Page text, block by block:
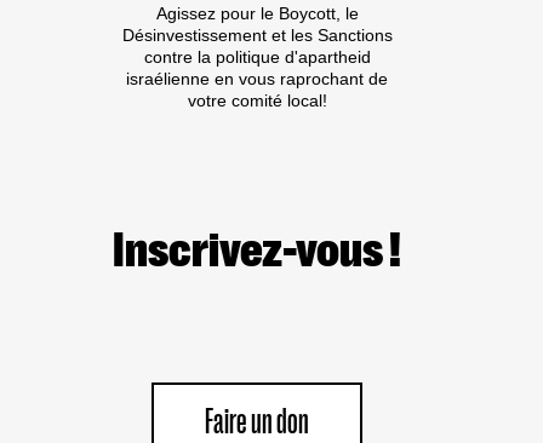
Agissez pour le Boycott, le
Désinvestissement et les Sanctions
contre la politique d'apartheid
israélienne en vous raprochant de
votre comité local!
Inscrivez-vous !
Faire un don